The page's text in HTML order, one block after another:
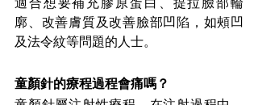
廓、改善膚質及改善臉部凹陷，如頰凹
及法令紋等問題的人士。
童顏針的療程過程會痛嗎？